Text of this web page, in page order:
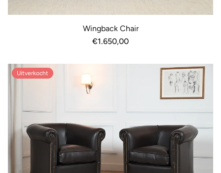
Wingback Chair
Normale
€1.650,00
Uitverkocht